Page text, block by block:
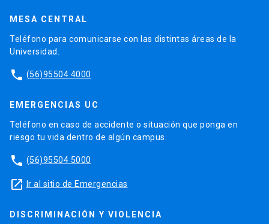
MESA CENTRAL
Teléfono para comunicarse con las distintas áreas de la
Universidad.
phone (56)95504 4000
EMERGENCIAS UC
Teléfono en caso de accidente o situación que ponga en
riesgo tu vida dentro de algún campus.
phone (56)95504 5000
launch Ir al sitio de Emergencias
DISCRIMINACIÓN Y VIOLENCIA